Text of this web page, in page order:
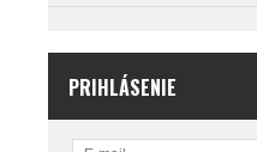
PRIHLÁSENIE